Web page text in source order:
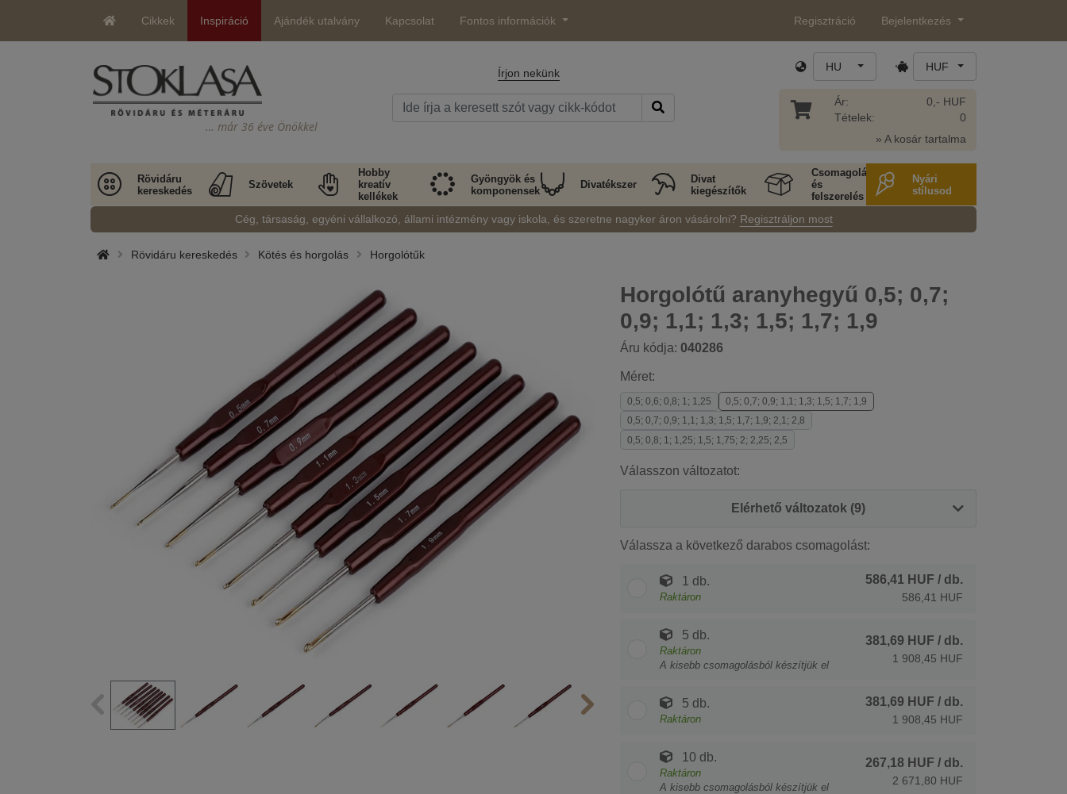
Cikkek Inspiráció Ajándék utalvány Kapcsolat Fontos információk Regisztráció Bejelentkezés
… már 36 éve Önökkel
Írjon nekünk HU HUF
Ár:
Tételek:
0,- HUF
0
» A kosár tartalma
Rövidáru
kereskedés
Szövetek
Hobby
kreatív
kellékek
Gyöngyök és
komponensek
Divatékszer
Divat
kiegészítők
Csomagolás
és
felszerelés
Nyári
stílusod
Cég, társaság, egyéni vállalkozó, állami intézmény vagy iskola, és szeretne nagyker áron vásárolni? Regisztráljon most
Rövidáru kereskedés Kötés és horgolás Horgolótűk
Horgolótű aranyhegyű 0,5; 0,7;
0,9; 1,1; 1,3; 1,5; 1,7; 1,9
Áru kódja: 040286
Méret:
0,5; 0,6; 0,8; 1; 1,25
0,5; 0,7; 0,9; 1,1; 1,3; 1,5; 1,7; 1,9
0,5; 0,7; 0,9; 1,1; 1,3; 1,5; 1,7; 1,9; 2,1; 2,8
0,5; 0,8; 1; 1,25; 1,5; 1,75; 2; 2,25; 2,5
Válasszon változatot:
Elérhető változatok (9)
Válassza a következő darabos csomagolást:
1 db.
Raktáron
586,41 HUF / db.
586,41 HUF
5 db.
Raktáron
A kisebb csomagolásból készítjük el
381,69 HUF / db.
1 908,45 HUF
5 db.
Raktáron
381,69 HUF / db.
1 908,45 HUF
10 db.
Raktáron
A kisebb csomagolásból készítjük el
267,18 HUF / db.
2 671,80 HUF